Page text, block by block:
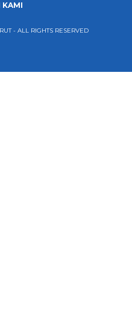
KAMI
- ALL RIGHTS RESERVED